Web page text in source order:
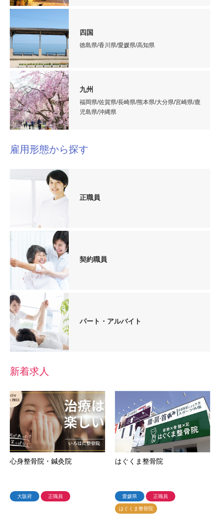
四国
徳島県/香川県/愛媛県/高知県
九州
福岡県/佐賀県/長崎県/熊本県/大分県/宮崎県/鹿
児島県/沖縄県
雇用形態から探す
正職員
契約職員
パート・アルバイト
新着求人
心身整骨院・鍼灸院
大阪府 正職員
はぐくま整骨院
愛媛県 正職員
はぐくま整骨院